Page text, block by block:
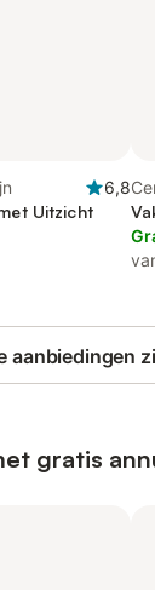
6,8
Uitzicht
aanbiedingen
gratis